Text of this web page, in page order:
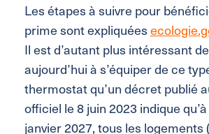
Les étapes à suivre pour
prime sont expliquées
Il est d’autant plus intéressant
aujourd’hui à s’équiper de ce
thermostat qu’un décret publié
officiel le 8 juin 2023 indique
janvier 2027, tous les logements